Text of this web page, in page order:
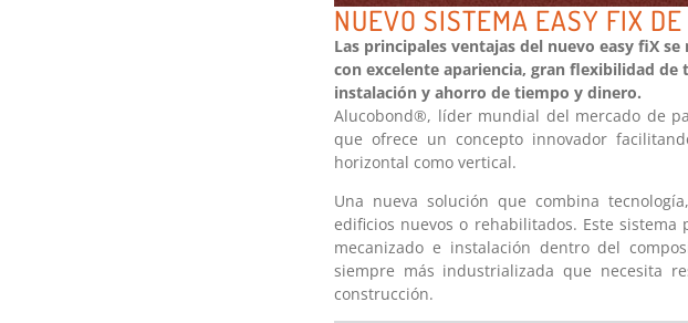
NUEVO SISTEMA EASY FIX
Las principales ventajas del nuevo easy fiX
con excelente apariencia, gran flexibilidad
instalación y ahorro de tiempo y dinero.
Alucobond®, líder mundial del mercado de
que ofrece un concepto innovador
horizontal como vertical.
Una nueva solución que combina
edificios nuevos o rehabilitados. Este
mecanizado e instalación dentro del
siempre más industrializada que necesita
construcción.